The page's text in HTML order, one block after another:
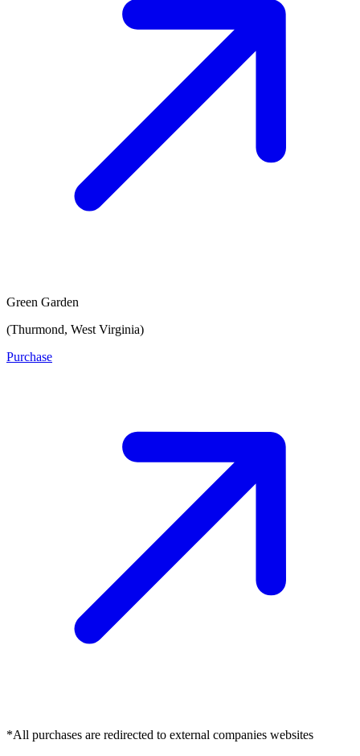
Green Garden
(Thurmond, West Virginia)
Purchase
*All purchases are redirected to external companies websites